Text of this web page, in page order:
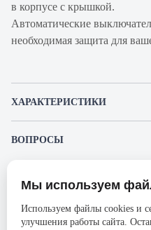
в корпусе с крышкой.
Автоматические
необходимая защита для
ХАРАКТЕРИСТИКИ
Производитель
Серия
ВОПРОСЫ
Пожалуйста,
Представленные изображения и
без предварительного уведомления.
ответственности в случае не
Мы используем
Используем файлы cookies и
улучшения работы сайта.